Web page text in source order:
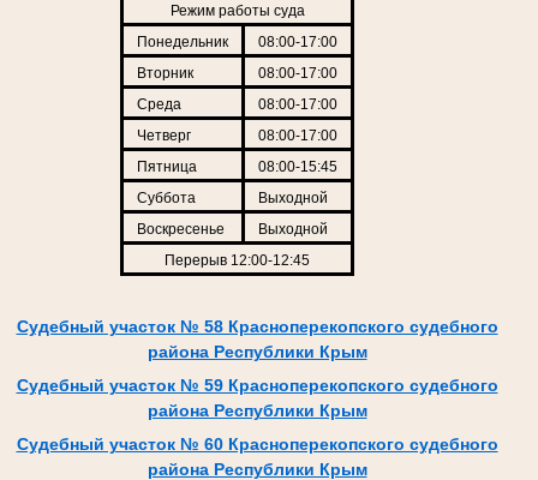
Режим работы суда
Понедельник
08:00-17:00
Вторник
08:00-17:00
Среда
08:00-17:00
Четверг
08:00-17:00
Пятница
08:00-15:45
Суббота
Выходной
Воскресенье
Выходной
Перерыв 12:00-12:45
Судебный участок № 58 Красноперекопского судебного
района Республики Крым
Судебный участок № 59 Красноперекопского судебного
района Республики Крым
Судебный участок № 60 Красноперекопского судебного
района Республики Крым